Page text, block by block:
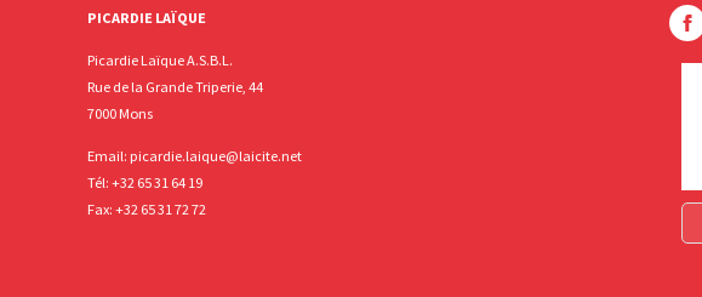
PICARDIE LAÏQUE
Picardie Laïque A.S.B.L.
Rue de la Grande Triperie, 44
7000 Mons
Email: picardie.laique@laicite.net
Tél: +32 65 31 64 19
Fax: +32 65 31 72 72